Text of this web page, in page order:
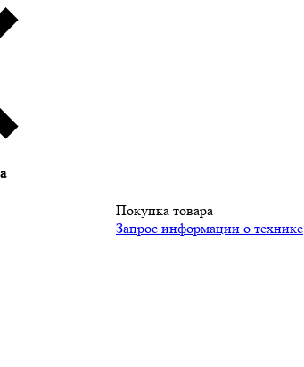
Покупка товара
Запрос информации о технике